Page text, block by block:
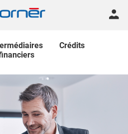
Crédits